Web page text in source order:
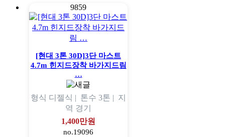
9859
[현대 3톤 30D]3단 마스트
4.7m 힌지드장착 바가지드림
…
형식 디젤식 | 톤수 3톤 | 지
역 경기
1,400만원
no.19096